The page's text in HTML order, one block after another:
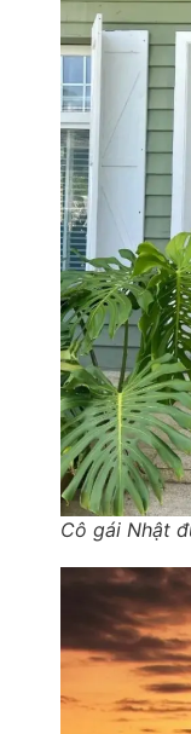
Cô gái Nhật